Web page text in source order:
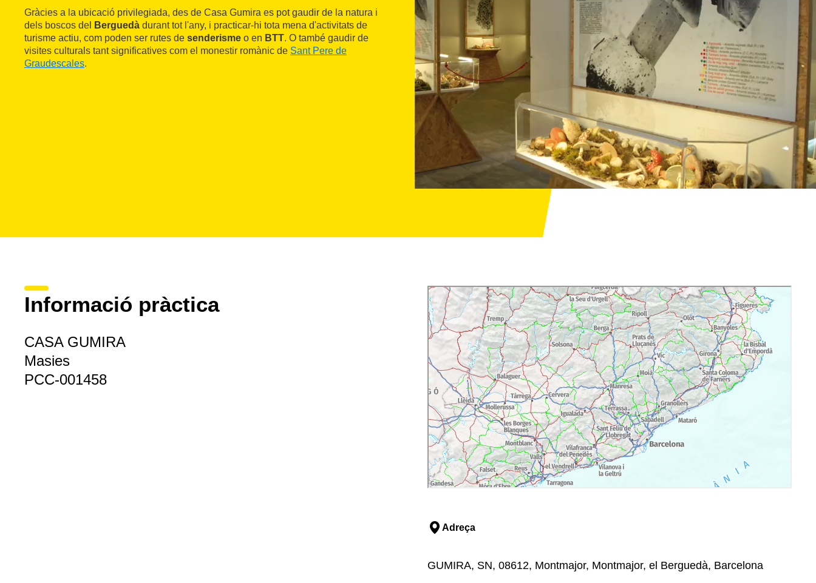
Gràcies a la ubicació privilegiada, des de Casa Gumira es pot gaudir de la natura i
dels boscos del
Berguedà durant tot l'any, i practicar-hi tota mena d'activitats de
turisme actiu, com poden ser rutes de senderisme o en BTT. O també gaudir de
visites culturals tant significatives com el monestir romànic de Sant Pere de
Graudescales.
Informació pràctica
CASA GUMIRA
Masies
PCC-001458
Adreça
GUMIRA, SN, 08612, Montmajor, Montmajor, el Berguedà, Barcelona